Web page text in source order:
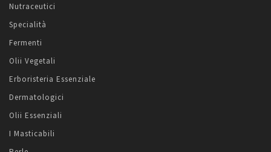
Nutraceutici
Specialità
Fermenti
Olii Vegetali
Erboristeria Essenziale
Dermatologici
Olii Essenziali
I Masticabili